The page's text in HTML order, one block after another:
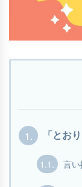
1. 「とお
1.1. 言い